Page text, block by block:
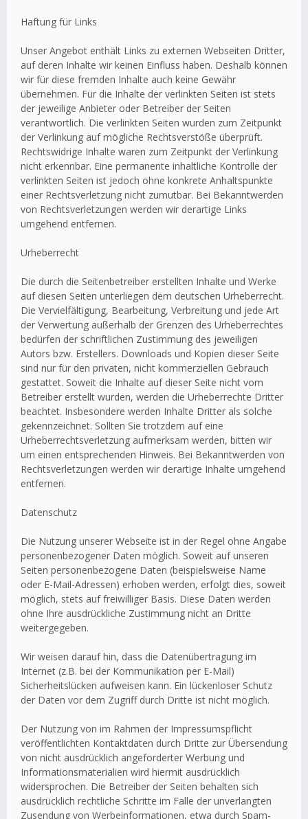
Haftung für Links
Unser Angebot enthält Links zu externen Webseiten Dritter,
auf deren Inhalte wir keinen Einfluss haben. Deshalb können
wir für diese fremden Inhalte auch keine Gewähr
übernehmen. Für die Inhalte der verlinkten Seiten ist stets
der jeweilige Anbieter oder Betreiber der Seiten
verantwortlich. Die verlinkten Seiten wurden zum Zeitpunkt
der Verlinkung auf mögliche Rechtsverstöße überprüft.
Rechtswidrige Inhalte waren zum Zeitpunkt der Verlinkung
nicht erkennbar. Eine permanente inhaltliche Kontrolle der
verlinkten Seiten ist jedoch ohne konkrete Anhaltspunkte
einer Rechtsverletzung nicht zumutbar. Bei Bekanntwerden
von Rechtsverletzungen werden wir derartige Links
umgehend entfernen.
Urheberrecht
Die durch die Seitenbetreiber erstellten Inhalte und Werke
auf diesen Seiten unterliegen dem deutschen Urheberrecht.
Die Vervielfältigung, Bearbeitung, Verbreitung und jede Art
der Verwertung außerhalb der Grenzen des Urheberrechtes
bedürfen der schriftlichen Zustimmung des jeweiligen
Autors bzw. Erstellers. Downloads und Kopien dieser Seite
sind nur für den privaten, nicht kommerziellen Gebrauch
gestattet. Soweit die Inhalte auf dieser Seite nicht vom
Betreiber erstellt wurden, werden die Urheberrechte Dritter
beachtet. Insbesondere werden Inhalte Dritter als solche
gekennzeichnet. Sollten Sie trotzdem auf eine
Urheberrechtsverletzung aufmerksam werden, bitten wir
um einen entsprechenden Hinweis. Bei Bekanntwerden von
Rechtsverletzungen werden wir derartige Inhalte umgehend
entfernen.
Datenschutz
Die Nutzung unserer Webseite ist in der Regel ohne Angabe
personenbezogener Daten möglich. Soweit auf unseren
Seiten personenbezogene Daten (beispielsweise Name
oder E-Mail-Adressen) erhoben werden, erfolgt dies, soweit
möglich, stets auf freiwilliger Basis. Diese Daten werden
ohne Ihre ausdrückliche Zustimmung nicht an Dritte
weitergegeben.
Wir weisen darauf hin, dass die Datenübertragung im
Internet (z.B. bei der Kommunikation per E-Mail)
Sicherheitslücken aufweisen kann. Ein lückenloser Schutz
der Daten vor dem Zugriff durch Dritte ist nicht möglich.
Der Nutzung von im Rahmen der Impressumspflicht
veröffentlichten Kontaktdaten durch Dritte zur Übersendung
von nicht ausdrücklich angeforderter Werbung und
Informationsmaterialien wird hiermit ausdrücklich
widersprochen. Die Betreiber der Seiten behalten sich
ausdrücklich rechtliche Schritte im Falle der unverlangten
Zusendung von Werbeinformationen, etwa durch Spam-